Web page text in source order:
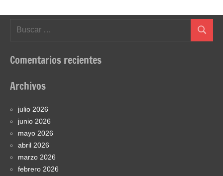
Buscar
Comentarios recientes
Archivos
julio 2026
junio 2026
mayo 2026
abril 2026
marzo 2026
febrero 2026